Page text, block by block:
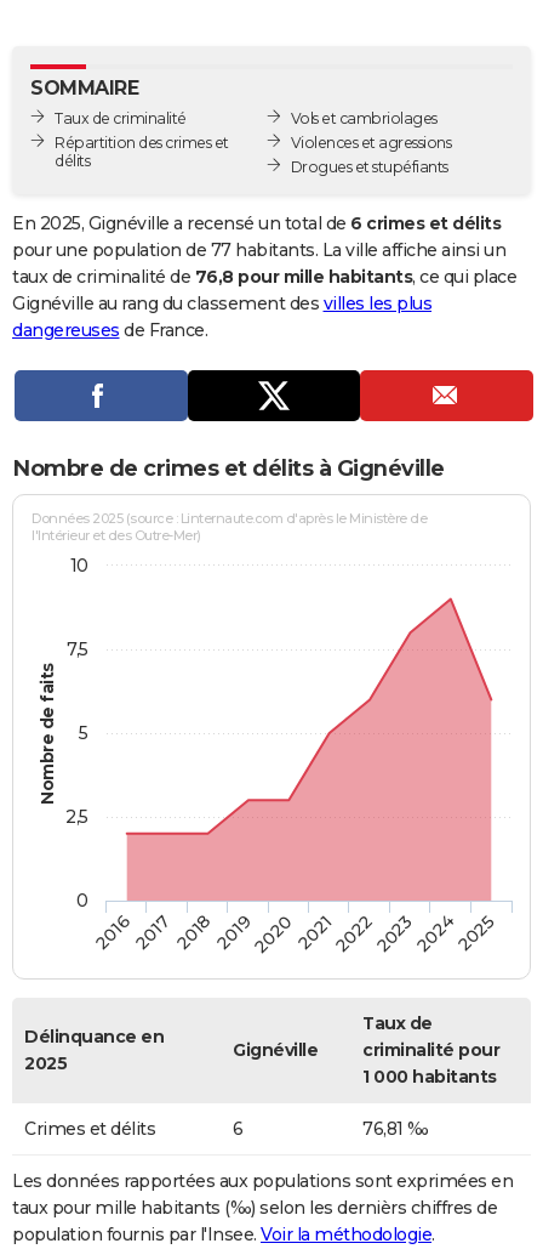
GUIDES D'ACHAT
BONS PLANS
Carte de Noël
Carte Bonne année
Carte Saint-Valentin
Carte Pâques
Carte d'anniversaire
DICTIONNAIRE
Dictionnaire
Biographies
Citations
Expressions
Proverbes
PROGRAMME TV
COPAINS D'AVANT
S'inscrire
Se connecter
Lycées
Collèges
Primaires
Universités
Entreprises
Service militaire
Avis de recherche
AVIS DE DÉCÈS
FORUM
Bricolage
Lifestyle
Culture
Sport
Auto
Television
Voyage
Cinema
SOMMAIRE
Taux de criminalité
Répartition des crimes et
délits
Vols et cambriolages
Violences et agressions
Drogues et stupéfiants
En 2025, Gignéville a recensé un total de 6 crimes et délits
pour une population de 77 habitants. La ville affiche ainsi un
taux de criminalité de 76,8 pour mille habitants, ce qui place
Gignéville au rang du classement des villes les plus
dangereuses de France.
Nombre de crimes et délits à Gignéville
Nombre de faits
Données 2025 (source : Linternaute.com d'après le Ministère de
l'Intérieur et des Outre-Mer)
20162017 20182019202020212022202320242025
0
2,5
5
7,5
10
Délinquance en
2025
Gignéville
Taux de
criminalité pour
1 000 habitants
Crimes et délits 6 76,81 ‰
Les données rapportées aux populations sont exprimées en
taux pour mille habitants (‰) selon les dernièrs chiffres de
population fournis par l'Insee. Voir la méthodologie.